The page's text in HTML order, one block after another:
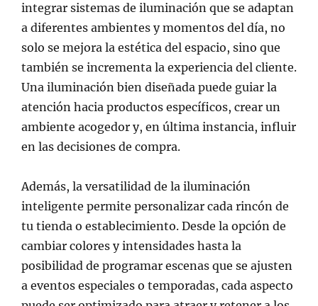
integrar sistemas de iluminación que se adaptan
a diferentes ambientes y momentos del día, no
solo se mejora la estética del espacio, sino que
también se incrementa la experiencia del cliente.
Una iluminación bien diseñada puede guiar la
atención hacia productos específicos, crear un
ambiente acogedor y, en última instancia, influir
en las decisiones de compra.
Además, la versatilidad de la iluminación
inteligente permite personalizar cada rincón de
tu tienda o establecimiento. Desde la opción de
cambiar colores y intensidades hasta la
posibilidad de programar escenas que se ajusten
a eventos especiales o temporadas, cada aspecto